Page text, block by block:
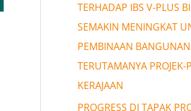
TERHADAP IBS V-PLUS
SEMAKIN MENINGKAT
PEMBINAAN
TERUTAMANYA PROJEK-
KERAJAAN
PROGRESS DI TAPAK